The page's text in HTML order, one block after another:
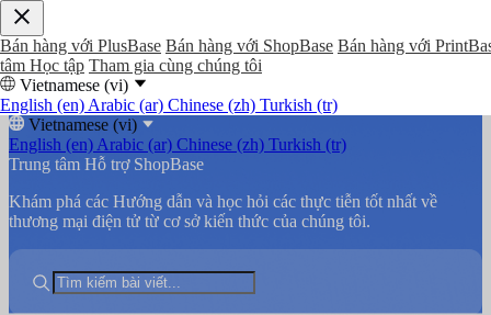
Bán hàng với PlusBase Bán hàng với ShopBase Bán hàng với
tâm Học tập Tham gia cùng chúng tôi
Vietnamese (vi)
English (en) Arabic (ar) Chinese (zh) Turkish (tr)
Vietnamese (vi)
English (en) Arabic (ar) Chinese (zh) Turkish (tr)
Trung tâm Hỗ trợ ShopBase
Khám phá các Hướng dẫn và học hỏi các thực tiễn tốt nhất về
thương mại điện tử từ cơ sở kiến thức của chúng tôi.